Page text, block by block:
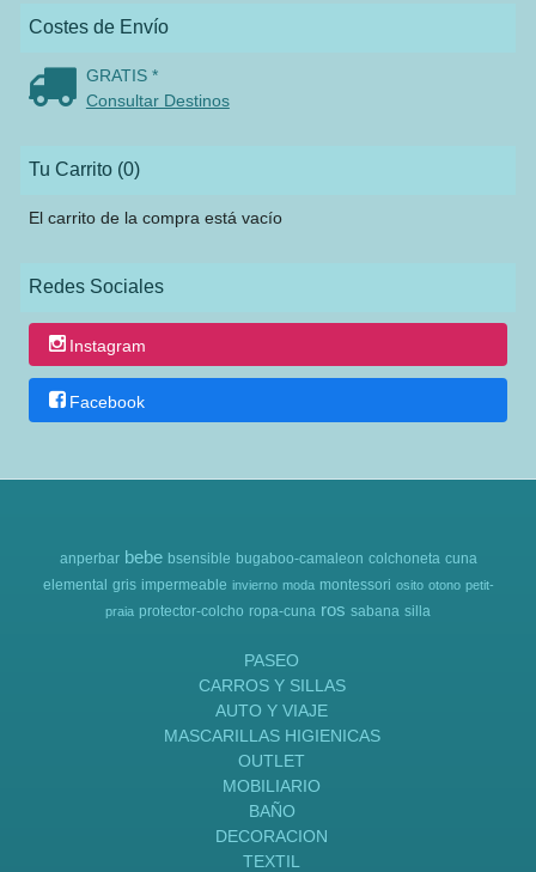
Costes de Envío
GRATIS *
Consultar Destinos
Tu Carrito (0)
El carrito de la compra está vacío
Redes Sociales
Instagram
Facebook
anperbar bebe bsensible bugaboo-camaleon colchoneta cuna
elemental gris impermeable invierno moda montessori osito otono petit-
praia protector-colcho ropa-cuna ros sabana silla
PASEO
CARROS Y SILLAS
AUTO Y VIAJE
MASCARILLAS HIGIENICAS
OUTLET
MOBILIARIO
BAÑO
DECORACION
TEXTIL